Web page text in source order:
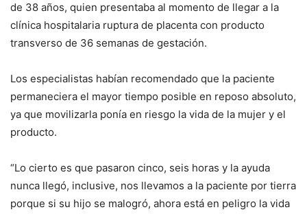
de 38 años, quien presentaba al momento de llegar a la
clínica hospitalaria ruptura de placenta con producto
transverso de 36 semanas de gestación.
Los especialistas habían recomendado que la paciente
permaneciera el mayor tiempo posible en reposo absoluto,
ya que movilizarla ponía en riesgo la vida de la mujer y el
producto.
“Lo cierto es que pasaron cinco, seis horas y la ayuda
nunca llegó, inclusive, nos llevamos a la paciente por tierra
porque si su hijo se malogró, ahora está en peligro la vida